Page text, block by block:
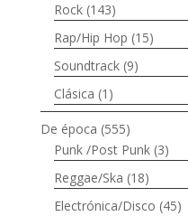
Rock (143)
Rap/Hip Hop (15)
Soundtrack (9)
Clásica (1)
De época (555)
Punk /Post Punk (3)
Reggae/Ska (18)
Electrónica/Disco (45)